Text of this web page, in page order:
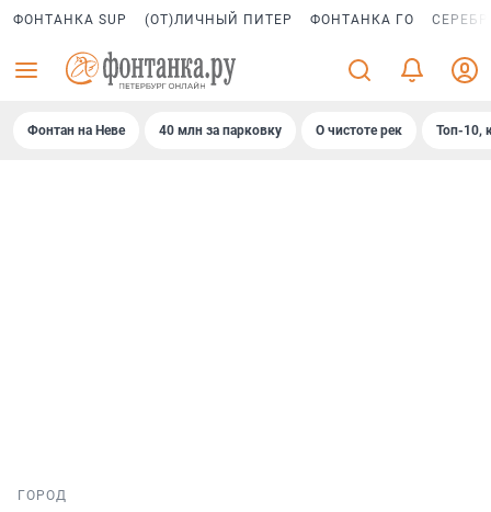
ФОНТАНКА SUP (ОТ)ЛИЧНЫЙ ПИТЕР ФОНТАНКА ГО
Фонтан на Неве 40 млн за парковку О чистоте рек Топ-10,
ГОРОД